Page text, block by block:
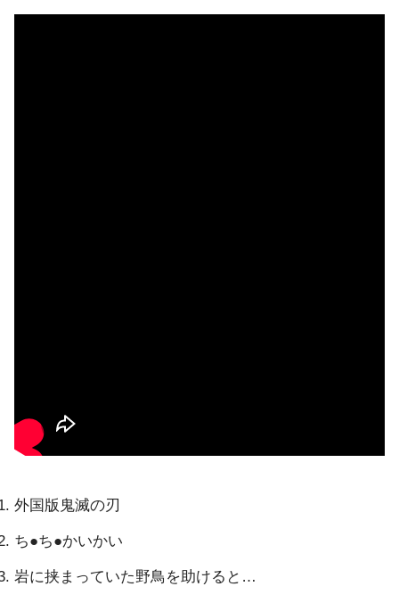
外国版鬼滅の刃
ち●ち●かいかい
岩に挟まっていた野鳥を助けると…